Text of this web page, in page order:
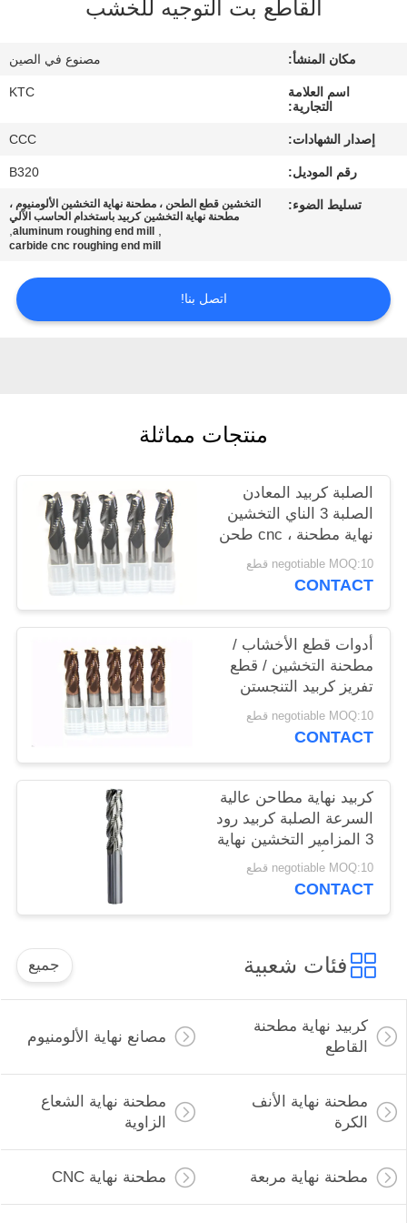
مراقبة
اتصل
خريطة
القاطع بت التوجيه للخشب
مكان المنشأ: مصنوع في الصين
اسم العلامة
التجارية:
KTC
إصدار الشهادات: CCC
رقم الموديل: B320
تسليط الضوء:
التخشين قطع الطحن ، مطحنة نهاية التخشين الألومنيوم ،
مطحنة نهاية التخشين كربيد باستخدام الحاسب الآلي
,
aluminum roughing end mill
,
carbide cnc roughing end mill
اتصل بنا!
منتجات مماثلة
الصلبة كربيد المعادن
الصلبة 3 الناي التخشين
نهاية مطحنة ، cnc طحن
التخشين القاطع
negotiable MOQ:10 قطع
CONTACT
أدوات قطع الأخشاب /
مطحنة التخشين / قطع
تفريز كربيد التنجستن
للخشب
negotiable MOQ:10 قطع
CONTACT
كربيد نهاية مطاحن عالية
السرعة الصلبة كربيد رود
3 المزامير التخشين نهاية
مطحنة أدوات القطع
negotiable MOQ:10 قطع
CONTACT
فئات شعبية جميع
كربيد نهاية مطحنة
القاطع
مصانع نهاية الألومنيوم
مطحنة نهاية الأنف
الكرة
مطحنة نهاية الشعاع
الزاوية
مطحنة نهاية مربعة مطحنة نهاية CNC